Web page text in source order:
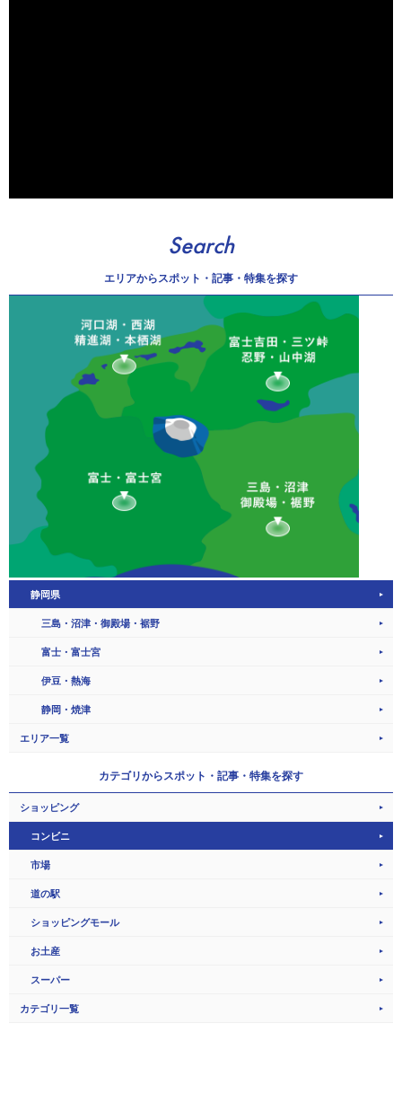
Search
エリアからスポット・記事・特集を探す
静岡県
三島・沼津・御殿場・裾野
富士・富士宮
伊豆・熱海
静岡・焼津
エリア一覧
カテゴリからスポット・記事・特集を探す
ショッピング
コンビニ
市場
道の駅
ショッピングモール
お土産
スーパー
カテゴリ一覧